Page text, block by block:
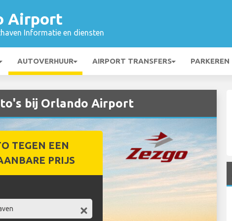
Airport
Informatie en diensten
AUTOVERHUUR AIRPORT TRANSFERS PARKEREN
bij Orlando Airport
TEGEN EEN
PRIJS